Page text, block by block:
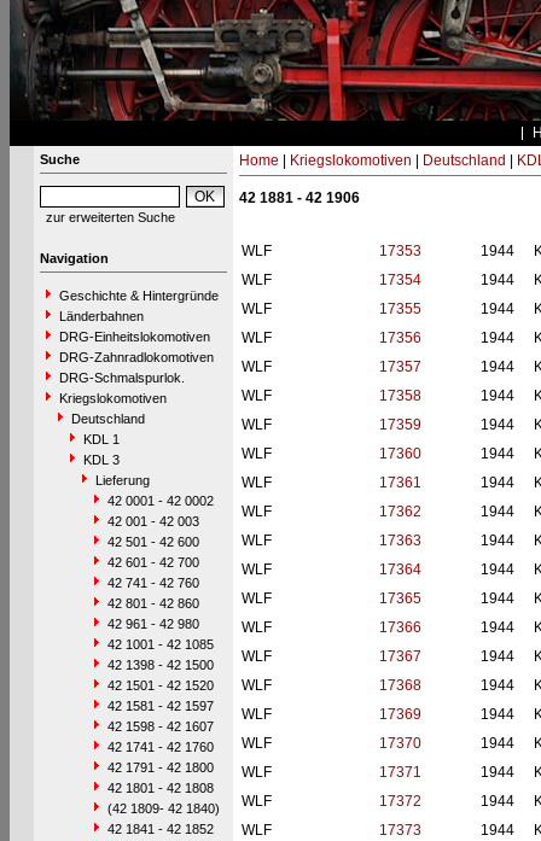
Suche
zur erweiterten Suche
Navigation
Geschichte & Hintergründe
Länderbahnen
DRG-Einheitslokomotiven
DRG-Zahnradlokomotiven
DRG-Schmalspurlok.
Kriegslokomotiven
Deutschland
KDL 1
KDL 3
Lieferung
42 0001 - 42 0002
42 001 - 42 003
42 501 - 42 600
42 601 - 42 700
42 741 - 42 760
42 801 - 42 860
42 961 - 42 980
42 1001 - 42 1085
42 1398 - 42 1500
42 1501 - 42 1520
42 1581 - 42 1597
42 1598 - 42 1607
42 1741 - 42 1760
42 1791 - 42 1800
42 1801 - 42 1808
(42 1809- 42 1840)
42 1841 - 42 1852
Home Kriegslokomotiven Deutschland
42 1881 - 42 1906
WLF 17353 1944
WLF
17354 1944
WLF
17355 1944
WLF
17356 1944
WLF
17357 1944
WLF
17358 1944
WLF
17359 1944
WLF
17360 1944
WLF
17361 1944
WLF
17362 1944
WLF
17363 1944
WLF
17364 1944
WLF
17365 1944
WLF
17366 1944
WLF
17367 1944
WLF
17368 1944
WLF
17369 1944
WLF
17370 1944
WLF
17371 1944
WLF
17372 1944
WLF
17373 1944